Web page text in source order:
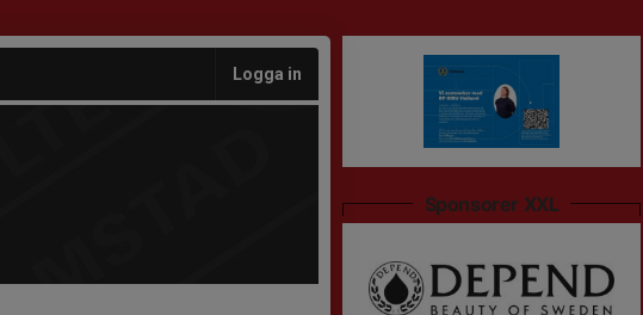
Logga in
Sponsorer XXL